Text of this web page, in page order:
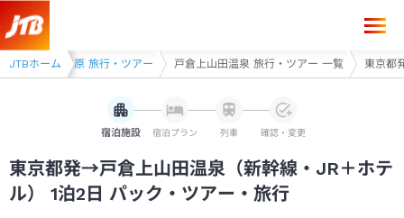
JTBホーム
須坂・菅平高原 旅行・ツアー 戸倉上山田温泉 旅行・ツアー 一覧 東京都
宿泊施設 宿泊プラン 列車 確認・変更
東京都発→戸倉上山田温泉（新幹線・JR＋ホテ
ル） 1泊2日 パック・ツアー・旅行